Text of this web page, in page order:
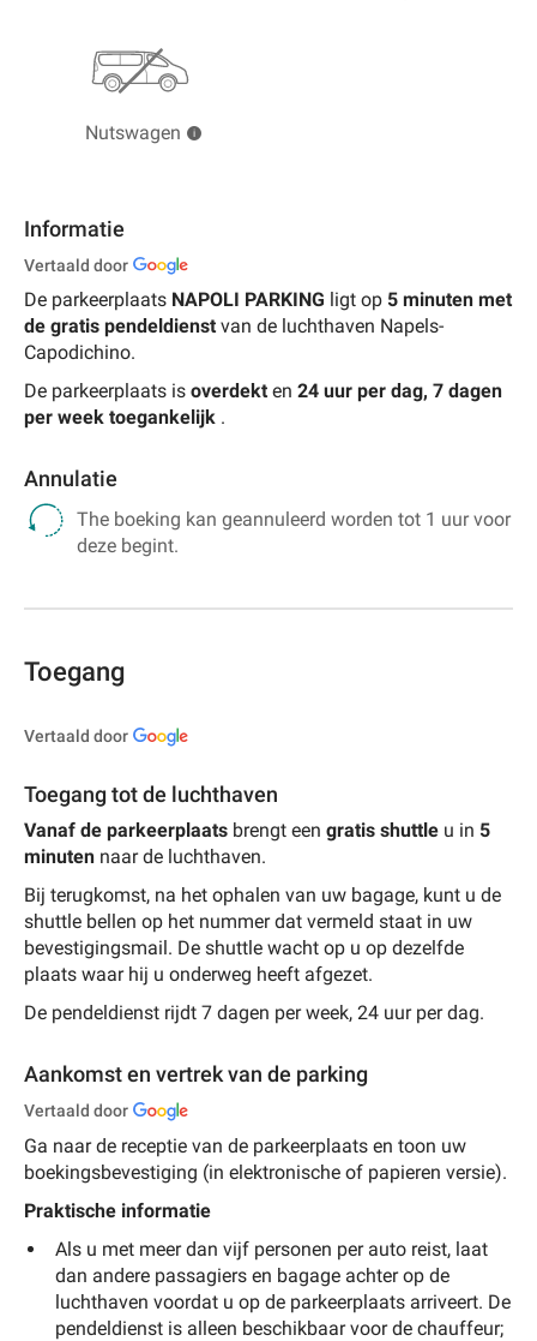
Nutswagen
Informatie
Vertaald door
De parkeerplaats NAPOLI PARKING ligt op 5 minuten met
de gratis pendeldienst van de luchthaven Napels-
Capodichino.
De parkeerplaats is overdekt en 24 uur per dag, 7 dagen
per week toegankelijk .
Annulatie
The boeking kan geannuleerd worden tot 1 uur voor
deze begint.
Toegang
Vertaald door
Toegang tot de luchthaven
Vanaf de parkeerplaats brengt een gratis shuttle u in 5
minuten naar de luchthaven.
Bij terugkomst, na het ophalen van uw bagage, kunt u de
shuttle bellen op het nummer dat vermeld staat in uw
bevestigingsmail. De shuttle wacht op u op dezelfde
plaats waar hij u onderweg heeft afgezet.
De pendeldienst rijdt 7 dagen per week, 24 uur per dag.
Aankomst en vertrek van de parking
Vertaald door
Ga naar de receptie van de parkeerplaats en toon uw
boekingsbevestiging (in elektronische of papieren versie).
Praktische informatie
Als u met meer dan vijf personen per auto reist, laat
dan andere passagiers en bagage achter op de
luchthaven voordat u op de parkeerplaats arriveert. De
pendeldienst is alleen beschikbaar voor de chauffeur;